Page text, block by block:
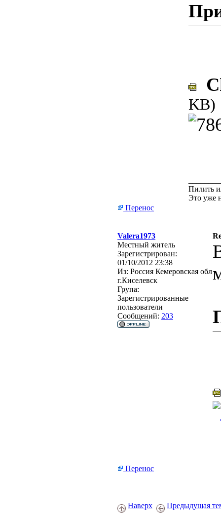
KB)
Пилить
Это уже
Перенос
Valera1973
Местный житель
Зарегистрирован:
01/10/2012 23:38
Из: Россия Кемеровская обл
г.Киселевск
Група:
Зарегистрированные
пользователи
Сообщений: 203
Перенос
Наверх Предыдущая